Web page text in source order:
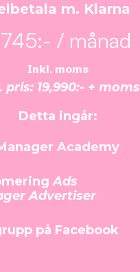
m. Klarna
/ månad
Inkl. moms
pris: 19,990:- + moms
Detta ingår:
Academy
Ads
Advertiser
på Facebook